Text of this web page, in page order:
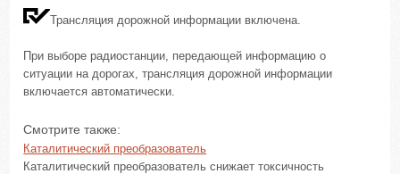
Трансляция дорожной информации включена.
При выборе радиостанции, передающей информацию о
ситуации на дорогах, трансляция дорожной информации
включается автоматически.
Смотрите также:
Каталитический преобразователь
Каталитический преобразователь снижает токсичность